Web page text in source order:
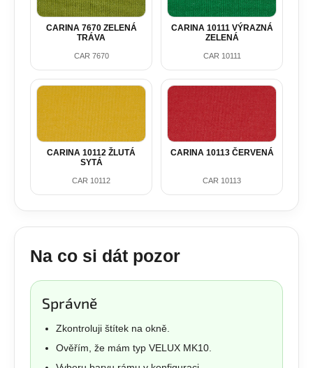
CARINA 7670 ZELENÁ
TRÁVA
CAR 7670
CARINA 10111 VÝRAZNÁ
ZELENÁ
CAR 10111
CARINA 10112 ŽLUTÁ
SYTÁ
CAR 10112
CARINA 10113 ČERVENÁ
CAR 10113
Na co si dát pozor
Správně
Zkontroluji štítek na okně.
Ověřím, že mám typ VELUX MK10.